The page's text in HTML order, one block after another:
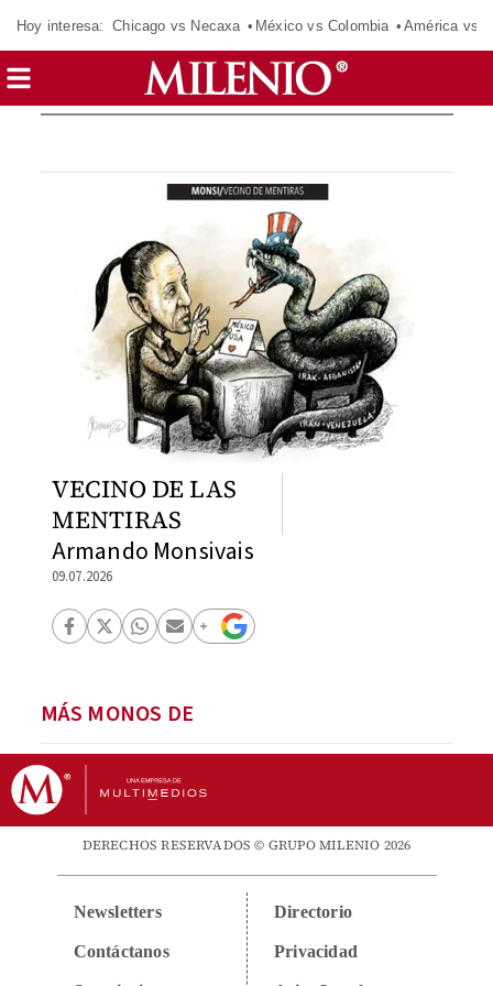
Hoy interesa: Chicago vs Necaxa México vs Colombia América vs
VECINO DE LAS
MENTIRAS
Armando Monsivais
09.07.2026
MÁS MONOS DE
DERECHOS RESERVADOS © GRUPO MILENIO 2026
Newsletters
Contáctanos
Directorio
Privacidad